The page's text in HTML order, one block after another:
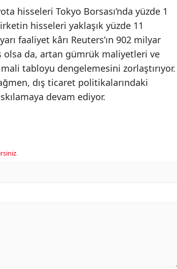
hisseleri Tokyo Borsası’nda yüzde 1
hisseleri yaklaşık yüzde 11
faaliyet kârı Reuters’ın 902 milyar
da, artan gümrük maliyetleri ve
tabloyu dengelemesini zorlaştırıyor.
dış ticaret politikalarındaki
devam ediyor.
.